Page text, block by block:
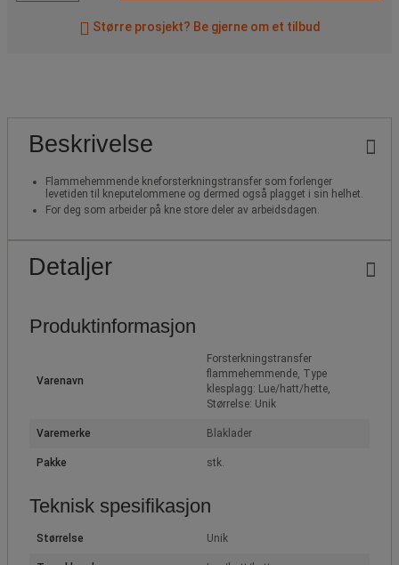
Større prosjekt? Be gjerne om et tilbud
Beskrivelse
Flammehemmende kneforsterkningstransfer som forlenger
levetiden til kneputelommene og dermed også plagget i sin helhet.
For deg som arbeider på kne store deler av arbeidsdagen.
Detaljer
Produktinformasjon
Varenavn
Forsterkningstransfer
flammehemmende, Type
klesplagg: Lue/hatt/hette,
Størrelse: Unik
Varemerke Blaklader
Pakke stk.
Teknisk spesifikasjon
Størrelse Unik